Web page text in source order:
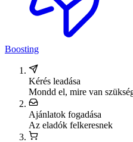
Boosting
Kérés leadása
Mondd el, mire van
Ajánlatok fogadása
Az eladók felkeresnek